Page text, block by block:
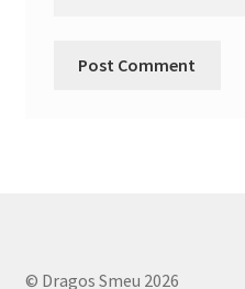
© Dragos Smeu 2026